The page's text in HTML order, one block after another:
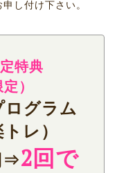
し付け下さい。
特典
）
ログラム
レ）
⇒2回で